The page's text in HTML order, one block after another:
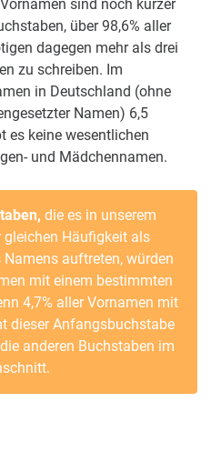
sind noch kürzer
über 98,6% aller
dagegen mehr als drei
zu schreiben. Im
in Deutschland (ohne
Namen) 6,5
es keine wesentlichen
und Mädchennamen.
die es in unserem
Häufigkeit als
auftreten, würden
mit einem bestimmten
4,7% aller Vornamen mit
dieser Anfangsbuchstabe
anderen Buchstaben im